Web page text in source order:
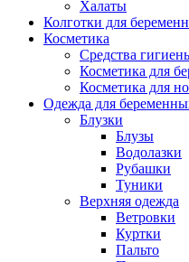
Халаты
Колготки для
Косметика
Cредства
Косметика для
Косметика для
Одежда для
Блузки
Блузы
Водолазки
Рубашки
Туники
Верхняя одежда
Ветровки
Куртки
Пальто